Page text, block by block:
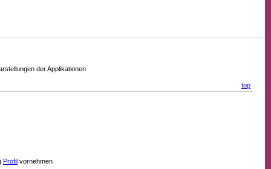
der Applikationen
top
Profil vornehmen